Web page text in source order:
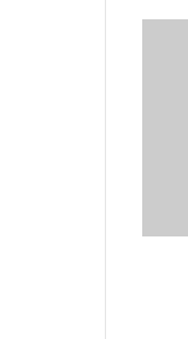
g